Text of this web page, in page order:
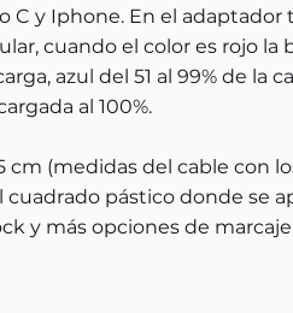
C y Iphone. En el
cuando el color es rojo la
azul del 51 al 99% de la
al 100%.
cm (medidas del cable con
cuadrado pástico donde se
y más opciones de